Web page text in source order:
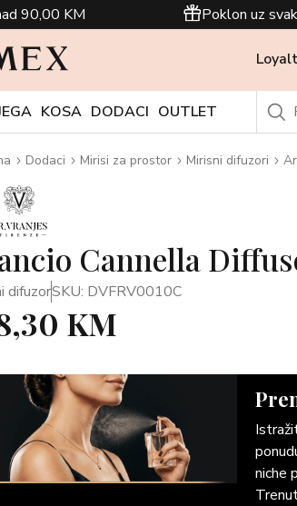
90,00 KM Poklon uz
KOSA DODACI OUTLET
Dodaci Mirisi za prostor Mirisni difuzori
Cannella
difuzorSKU: DVFRV0010C
KM
niche